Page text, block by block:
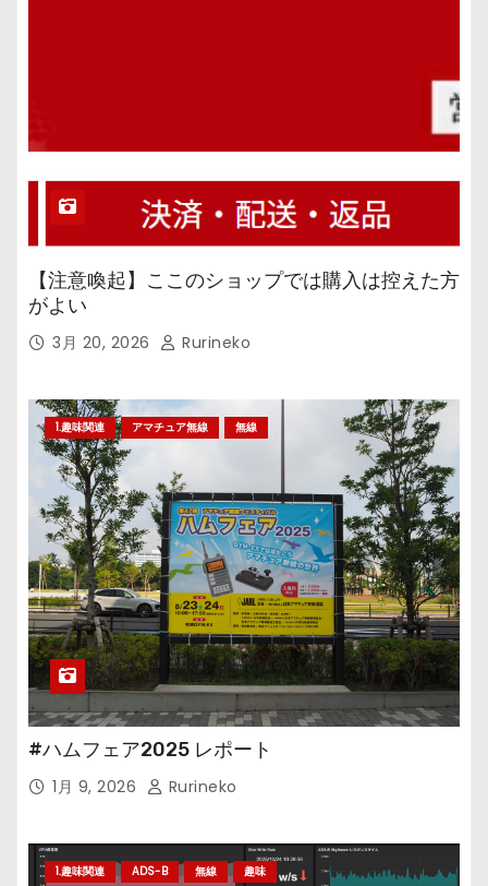
【注意喚起】ここのショップでは購入は控えた方
がよい
3月 20, 2026 Rurineko
1.趣味関連 アマチュア無線 無線
#ハムフェア2025 レポート
1月 9, 2026 Rurineko
1.趣味関連 ADS-B 無線 趣味